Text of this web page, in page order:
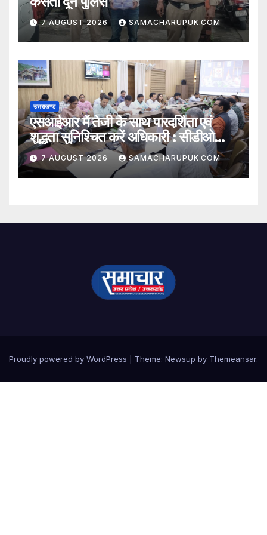
7 AUGUST 2026 SAMACHARUPUK.COM
उत्तराखण्ड
एसआईआर में तेजी के साथ पारदर्शिता एवं
शुद्धता सुनिश्चित करें अधिकारी : सीडीओ
अभिनव शाह
7 AUGUST 2026 SAMACHARUPUK.COM
Proudly powered by WordPress Theme: Newsup by Themeansar.